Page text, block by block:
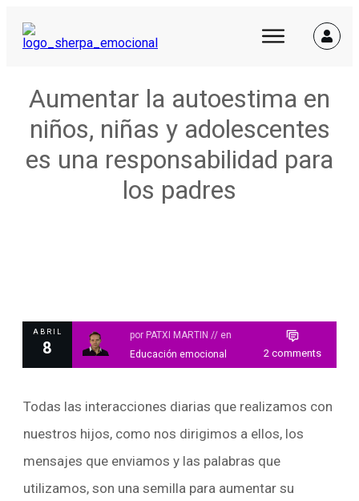
Aumentar la autoestima en
niños, niñas y adolescentes
es una responsabilidad para
los padres
ABRIL
8
porPATXI MARTIN // en
Educación emocional
2comments
Todas las interacciones diarias que realizamos con
nuestros hijos, como nos dirigimos a ellos, los
mensajes que enviamos y las palabras que
utilizamos, son una semilla para aumentar su